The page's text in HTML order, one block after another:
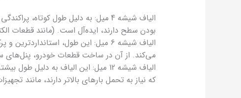
الیاف شیشه 4 میل: به دلیل طول
بودن سطح دارند، ایده‌آل است. (مانند قطعات
الیاف شیشه 6 میل: این طول،
می‌کند. از آن در ساخت قطعات خودرو، پنل‌های
الیاف شیشه 12 میل: این الیاف به
که نیاز به تحمل بارهای بالاتر دارند، مانند